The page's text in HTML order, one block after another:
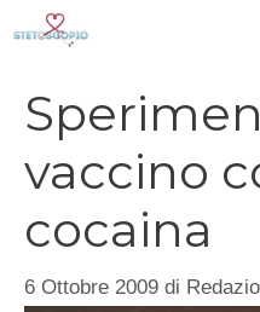
vaccino
cocaina
6 Ottobre 2009 di